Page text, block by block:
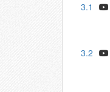
3.1
3.2